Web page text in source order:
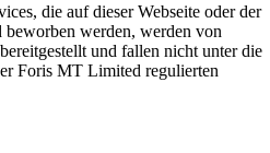
die auf dieser Webseite oder der
beworben werden, werden von
und fallen nicht unter die
Foris MT Limited regulierten